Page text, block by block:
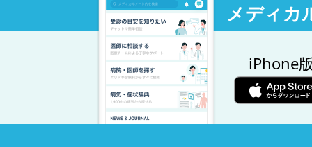
メディカ
iPhone